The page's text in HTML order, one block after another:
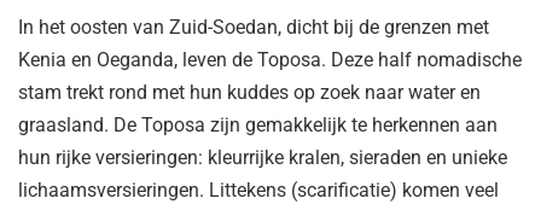
In het oosten van Zuid-Soedan, dicht bij de grenzen met
Kenia en Oeganda, leven de Toposa. Deze half nomadische
stam trekt rond met hun kuddes op zoek naar water en
graasland. De Toposa zijn gemakkelijk te herkennen aan
hun rijke versieringen: kleurrijke kralen, sieraden en unieke
lichaamsversieringen. Littekens (scarificatie) komen veel